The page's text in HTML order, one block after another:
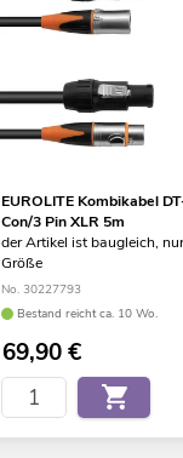
EUROLITE Kombikabel
Con/3 Pin XLR 5m
der Artikel ist baugleich,
Größe
No. 30227793
Bestand reicht ca. 10 Wo.
69,90€